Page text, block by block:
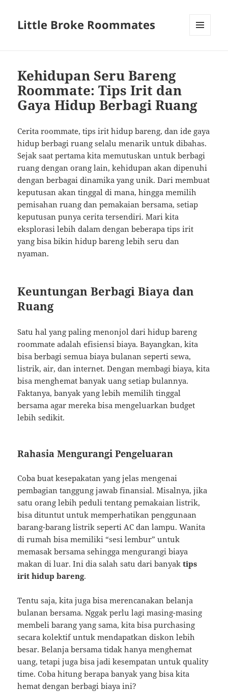
Little Broke Roommates
Kehidupan Seru Bareng
Roommate: Tips Irit dan
Gaya Hidup Berbagi Ruang
Cerita roommate, tips irit hidup bareng, dan ide gaya
hidup berbagi ruang selalu menarik untuk dibahas.
Sejak saat pertama kita memutuskan untuk berbagi
ruang dengan orang lain, kehidupan akan dipenuhi
dengan berbagai dinamika yang unik. Dari membuat
keputusan akan tinggal di mana, hingga memilih
pemisahan ruang dan pemakaian bersama, setiap
keputusan punya cerita tersendiri. Mari kita
eksplorasi lebih dalam dengan beberapa tips irit
yang bisa bikin hidup bareng lebih seru dan
nyaman.
Keuntungan Berbagi Biaya dan
Ruang
Satu hal yang paling menonjol dari hidup bareng
roommate adalah efisiensi biaya. Bayangkan, kita
bisa berbagi semua biaya bulanan seperti sewa,
listrik, air, dan internet. Dengan membagi biaya, kita
bisa menghemat banyak uang setiap bulannya.
Faktanya, banyak yang lebih memilih tinggal
bersama agar mereka bisa mengeluarkan budget
lebih sedikit.
Rahasia Mengurangi Pengeluaran
Coba buat kesepakatan yang jelas mengenai
pembagian tanggung jawab finansial. Misalnya, jika
satu orang lebih peduli tentang pemakaian listrik,
bisa dituntut untuk memperhatikan penggunaan
barang-barang listrik seperti AC dan lampu. Wanita
di rumah bisa memiliki “sesi lembur” untuk
memasak bersama sehingga mengurangi biaya
makan di luar. Ini dia salah satu dari banyaktips
irit hidup bareng.
Tentu saja, kita juga bisa merencanakan belanja
bulanan bersama. Nggak perlu lagi masing-masing
membeli barang yang sama, kita bisa purchasing
secara kolektif untuk mendapatkan diskon lebih
besar. Belanja bersama tidak hanya menghemat
uang, tetapi juga bisa jadi kesempatan untuk quality
time. Coba hitung berapa banyak yang bisa kita
hemat dengan berbagi biaya ini?